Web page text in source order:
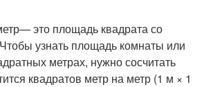
— это площадь квадрата со
узнать площадь комнаты или
метрах, нужно сосчитать
квадратов метр на метр (1 м × 1